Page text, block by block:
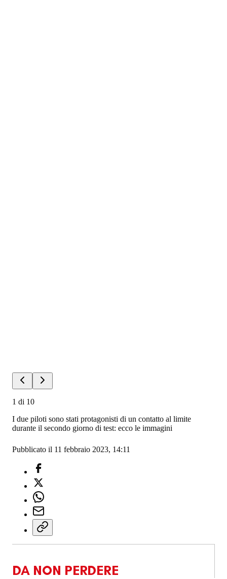
1 di 10
I due piloti sono stati protagonisti di un contatto al limite
durante il secondo giorno di test: ecco le immagini
Pubblicato il 11 febbraio 2023, 14:11
DA NON PERDERE